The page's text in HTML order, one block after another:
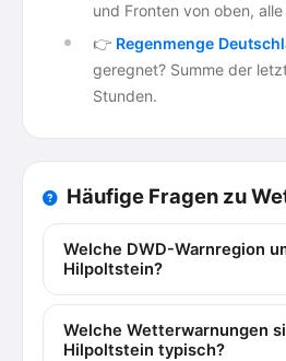
und Fronten von oben,
👉 Regenmenge
geregnet? Summe der
Stunden.
Häufige Fragen zu
Welche DWD-Warnregion
Hilpoltstein?
Welche Wetterwarnungen
Hilpoltstein typisch?